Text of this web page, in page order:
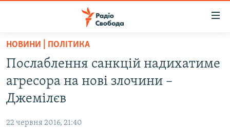
Перейти
основного
матеріалу
Перейти
до
основної
РАДІО СВОБОДА – 70 РОКІВ
СТАТТІ
ЕКОНОМІКА
НОВИНИ | ПОЛІТИКА
Послаблення санкцій надихатиме
агресора на нові злочини –
Джемілєв
22 червня 2016, 21:40